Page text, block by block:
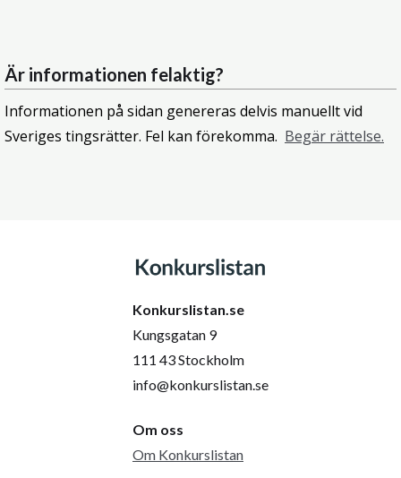
Är informationen felaktig?
Informationen på sidan genereras delvis manuellt vid
Sveriges tingsrätter. Fel kan förekomma. Begär rättelse.
Konkurslistan.se
Kungsgatan 9
111 43 Stockholm
info@konkurslistan.se
Om oss
Om Konkurslistan